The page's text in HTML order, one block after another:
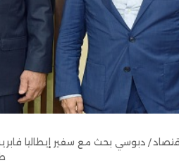
اقتصاد/ دبوسي بحث مع سفير إيطاليا